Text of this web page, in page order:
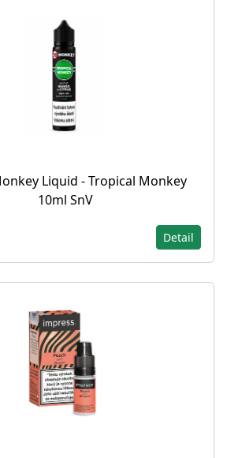
Liquid - Tropical Monkey
10ml SnV
Detail